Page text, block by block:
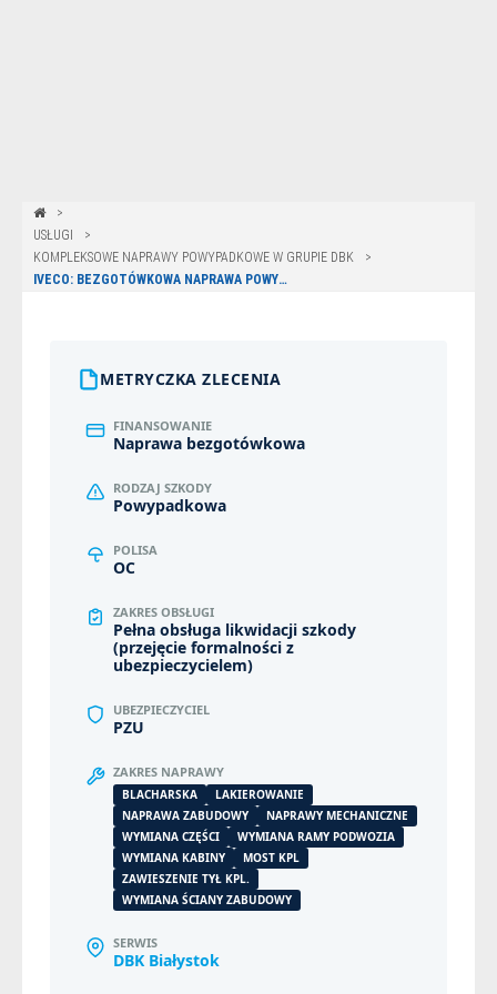
USŁUGI
KOMPLEKSOWE NAPRAWY POWYPADKOWE W GRUPIE DBK
IVECO: BEZGOTÓWKOWA NAPRAWA POWYPADKOWA PO KOLIZJI DROGOWEJ – BIAŁYSTOK
METRYCZKA ZLECENIA
FINANSOWANIE
Naprawa bezgotówkowa
RODZAJ SZKODY
Powypadkowa
POLISA
OC
ZAKRES OBSŁUGI
Pełna obsługa likwidacji szkody
(przejęcie formalności z
ubezpieczycielem)
UBEZPIECZYCIEL
PZU
ZAKRES NAPRAWY
BLACHARSKA
LAKIEROWANIE
NAPRAWA ZABUDOWY
NAPRAWY MECHANICZNE
WYMIANA CZĘŚCI
WYMIANA RAMY PODWOZIA
WYMIANA KABINY
MOST KPL
ZAWIESZENIE TYŁ KPL.
WYMIANA ŚCIANY ZABUDOWY
SERWIS
DBK Białystok